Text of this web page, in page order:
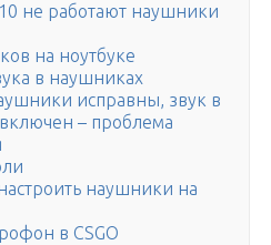
не работают наушники
на ноутбуке
в наушниках
исправны, звук в
– проблема
наушники на
в CSGO